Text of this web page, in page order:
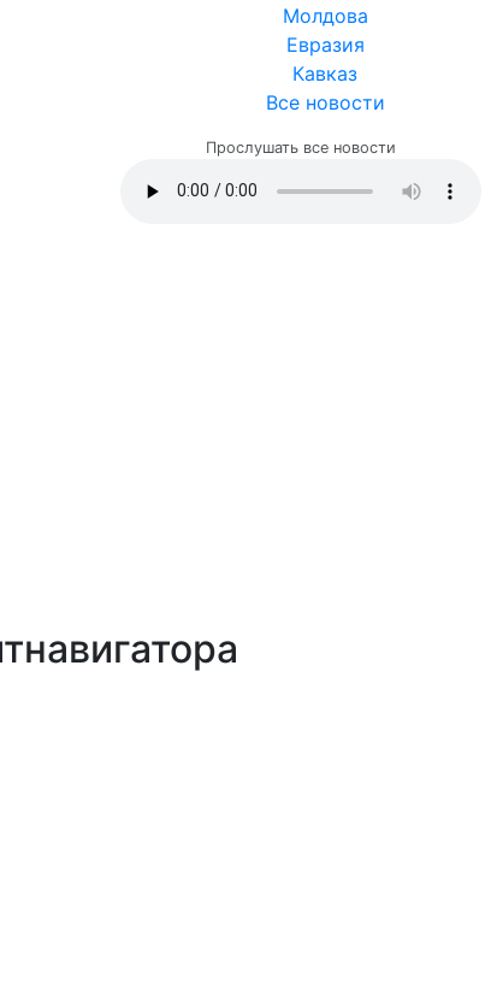
Молдова
Евразия
Кавказ
Все новости
Прослушать все новости